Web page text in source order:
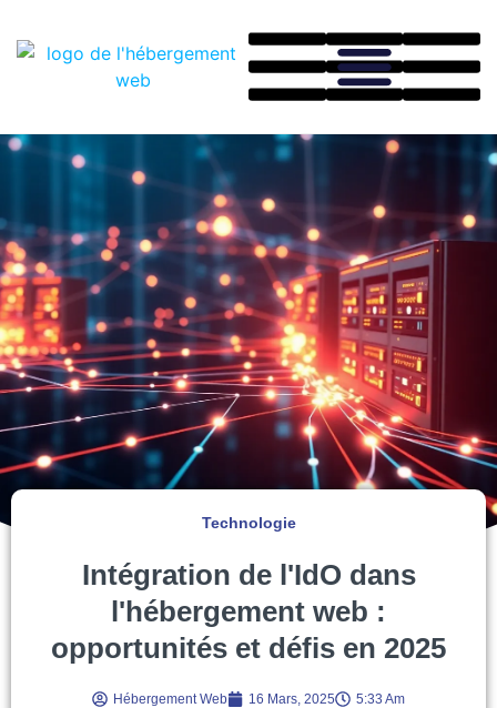
Technologie
Intégration de l'IdO dans
l'hébergement web :
opportunités et défis en 2025
Hébergement Web 16 Mars, 2025 5:33 Am